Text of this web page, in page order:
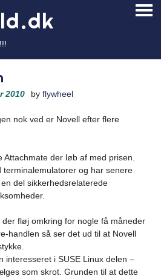
2010 by flywheel
nok ved er Novell efter flere
Attachmate der løb af med prisen.
terminalemulatorer og har senere
del sikkerhedsrelaterede
fløj omkring for nogle få måneder
handlen så ser det ud til at Novell
interesseret i SUSE Linux delen –
som skrot. Grunden til at dette